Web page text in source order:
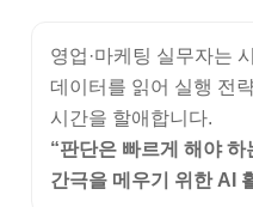
영업·마케팅 실무자는
데이터를 읽어 실행 전
시간을 할애합니다.
“판단은 빠르게 해야
간극을 메우기 위한 AI